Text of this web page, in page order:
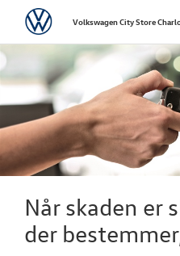
VolkswagenVolkswagen City Store
Når skaden er
der